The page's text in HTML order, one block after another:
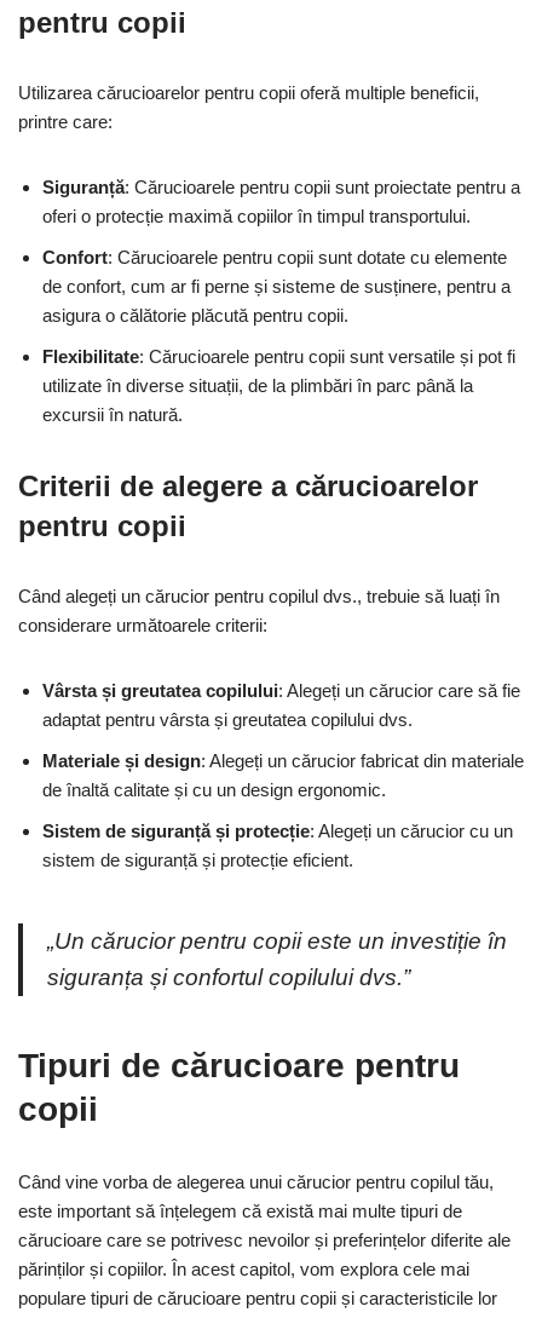
pentru copii
Utilizarea cărucioarelor pentru copii oferă multiple beneficii,
printre care:
Siguranță: Cărucioarele pentru copii sunt proiectate pentru a
oferi o protecție maximă copiilor în timpul transportului.
Confort: Cărucioarele pentru copii sunt dotate cu elemente
de confort, cum ar fi perne și sisteme de susținere, pentru a
asigura o călătorie plăcută pentru copii.
Flexibilitate: Cărucioarele pentru copii sunt versatile și pot fi
utilizate în diverse situații, de la plimbări în parc până la
excursii în natură.
Criterii de alegere a cărucioarelor
pentru copii
Când alegeți un cărucior pentru copilul dvs., trebuie să luați în
considerare următoarele criterii:
Vârsta și greutatea copilului: Alegeți un cărucior care să fie
adaptat pentru vârsta și greutatea copilului dvs.
Materiale și design: Alegeți un cărucior fabricat din materiale
de înaltă calitate și cu un design ergonomic.
Sistem de siguranță și protecție: Alegeți un cărucior cu un
sistem de siguranță și protecție eficient.
„Un cărucior pentru copii este un investiție în
siguranța și confortul copilului dvs.”
Tipuri de cărucioare pentru
copii
Când vine vorba de alegerea unui cărucior pentru copilul tău,
este important să înțelegem că există mai multe tipuri de
cărucioare care se potrivesc nevoilor și preferințelor diferite ale
părinților și copiilor. În acest capitol, vom explora cele mai
populare tipuri de cărucioare pentru copii și caracteristicile lor